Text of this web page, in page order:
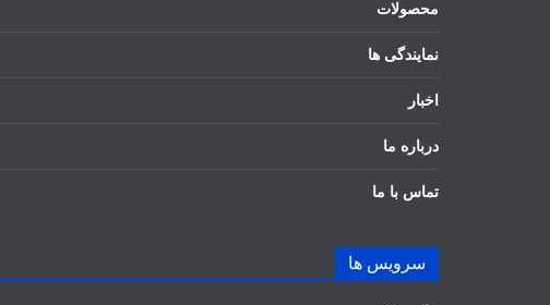
محصولات
نمایندگی ها
اخبار
درباره ما
تماس با ما
سرویس ها